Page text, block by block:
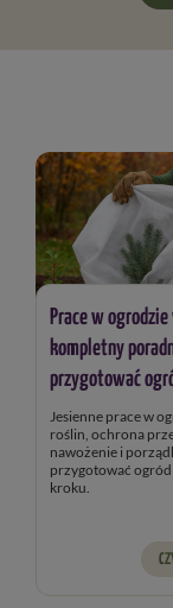
Prace w
kompletny
przygotować
Jesienne prace w
roślin, ochrona przed
nawożenie i
przygotować ogród do zimy
kroku.